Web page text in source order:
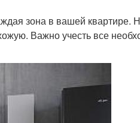
зона в вашей квартире.
Важно учесть все